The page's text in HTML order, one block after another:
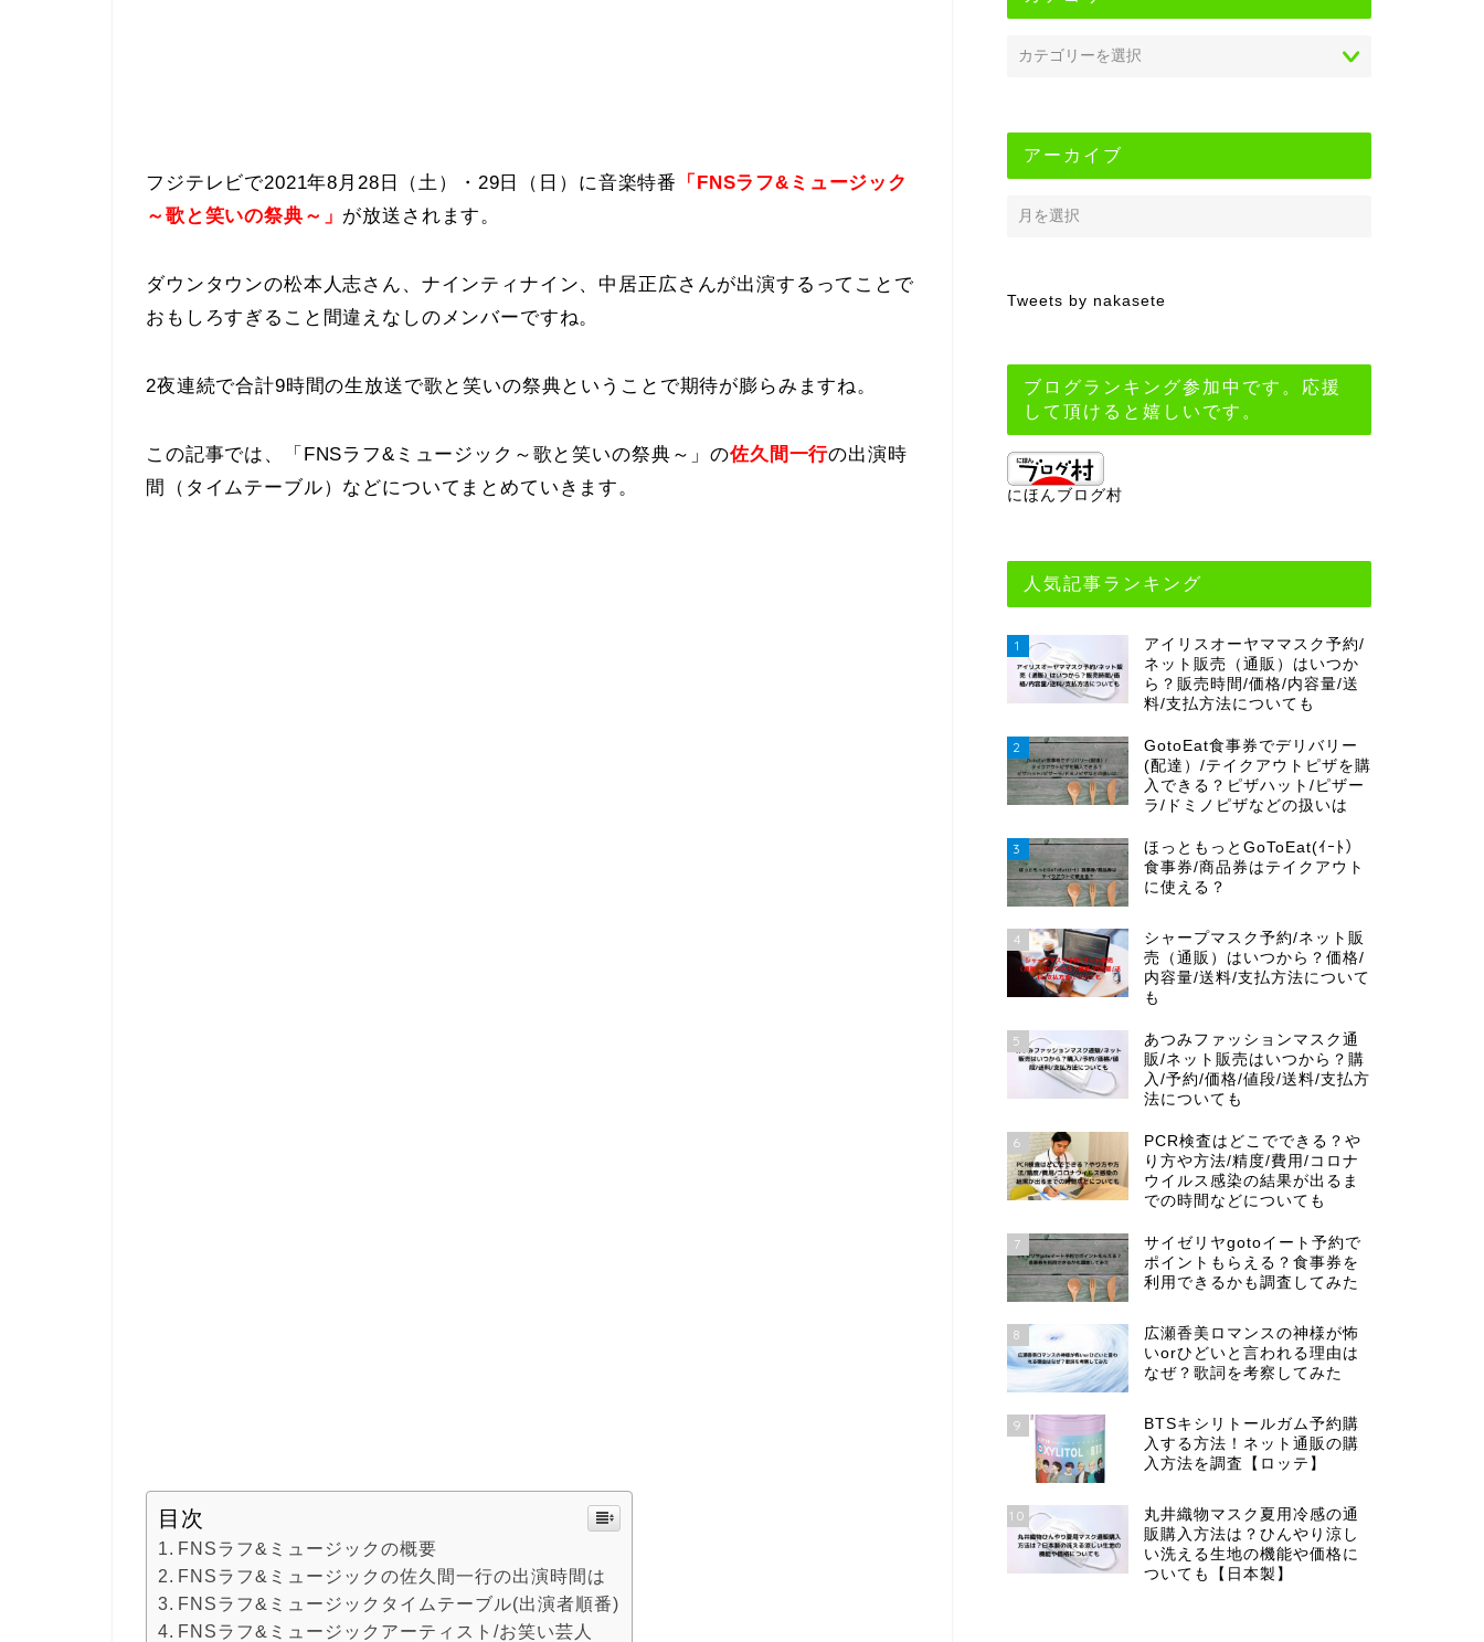
フジテレビで2021年8月28日（土）・29日（日）に音楽特番
「FNSラフ&ミュージック
～歌と笑いの祭典～」 が放送されます。
ダウンタウンの松本人志さん、ナインティナイン、中居正広さんが出演するってことで
おもしろすぎること間違えなしのメンバーですね。
2夜連続で合計9時間の生放送で歌と笑いの祭典ということで期待が膨らみますね。
この記事では、「FNSラフ&ミュージック～歌と笑いの祭典～」の佐久間一行の出演時
間（タイムテーブル）などについてまとめていきます。
目次
FNSラフ&ミュージックの概要
FNSラフ&ミュージックの佐久間一行の出演時間は
FNSラフ&ミュージックタイムテーブル(出演者順番)
FNSラフ&ミュージックアーティスト/お笑い芸人
アーカイブ
Tweets by nakasete
ブログランキング参加中です。応援
して頂けると嬉しいです。
にほんブログ村
人気記事ランキング
1
アイリスオーヤママスク予約/
ネット販売（通販）はいつか
ら？販売時間/価格/内容量/送
料/支払方法についても
2
GotoEat食事券でデリバリー
(配達）/テイクアウトピザを購
入できる？ピザハット/ピザー
ラ/ドミノピザなどの扱いは
3
ほっともっとGoToEat(ｲｰﾄ）
食事券/商品券はテイクアウト
に使える？
4
シャープマスク予約/ネット販
売（通販）はいつから？価格/
内容量/送料/支払方法について
も
5
あつみファッションマスク通
販/ネット販売はいつから？購
入/予約/価格/値段/送料/支払方
法についても
6
PCR検査はどこでできる？や
り方や方法/精度/費用/コロナ
ウイルス感染の結果が出るま
での時間などについても
7
サイゼリヤgotoイート予約で
ポイントもらえる？食事券を
利用できるかも調査してみた
8
広瀬香美ロマンスの神様が怖
いorひどいと言われる理由は
なぜ？歌詞を考察してみた
9
BTSキシリトールガム予約購
入する方法！ネット通販の購
入方法を調査【ロッテ】
10
丸井織物マスク夏用冷感の通
販購入方法は？ひんやり涼し
い洗える生地の機能や価格に
ついても【日本製】